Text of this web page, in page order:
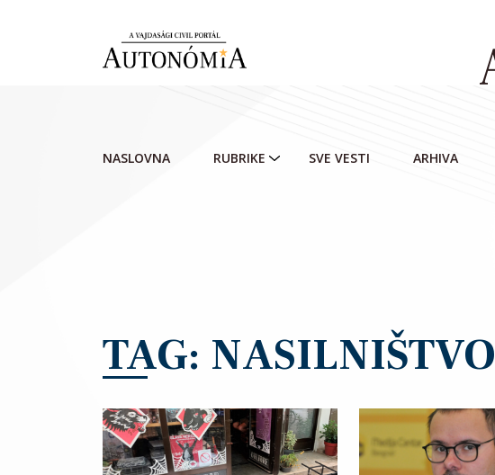
NASLOVNA RUBRIKE SVE VESTI ARHIVA
TAG: NASILNIŠTVO